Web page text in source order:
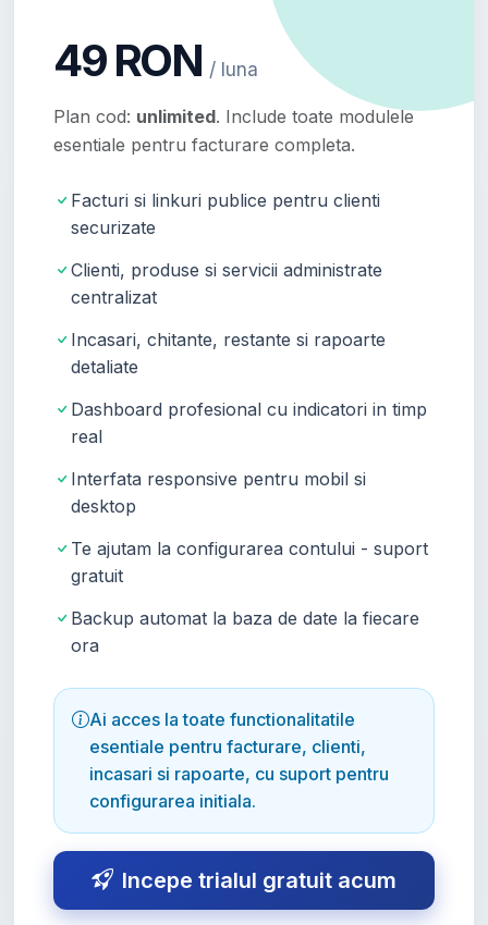
49 RON / luna
Plan cod: unlimited. Include toate modulele
esentiale pentru facturare completa.
Facturi si linkuri publice pentru clienti
securizate
Clienti, produse si servicii administrate
centralizat
Incasari, chitante, restante si rapoarte
detaliate
Dashboard profesional cu indicatori in timp
real
Interfata responsive pentru mobil si
desktop
Te ajutam la configurarea contului - suport
gratuit
Backup automat la baza de date la fiecare
ora
Ai acces la toate functionalitatile
esentiale pentru facturare, clienti,
incasari si rapoarte, cu suport pentru
configurarea initiala.
Incepe trialul gratuit acum